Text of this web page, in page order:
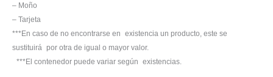
– Moño
– Tarjeta
***En caso de no encontrarse en existencia un producto, este se
sustituirá por otra de igual o mayor valor.
***El contenedor puede variar según existencias.